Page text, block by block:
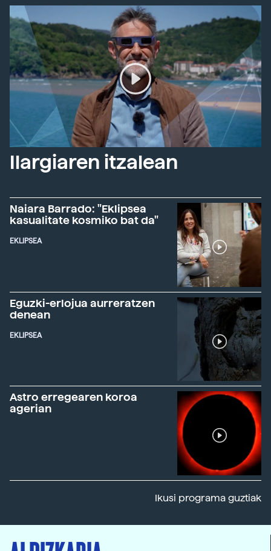
Ilargiaren itzalean
Naiara Barrado: "Eklipsea
kasualitate kosmiko bat da"
EKLIPSEA
Eguzki-erlojua aurreratzen
denean
EKLIPSEA
Astro erregearen koroa
agerian
Ikusi programa guztiak